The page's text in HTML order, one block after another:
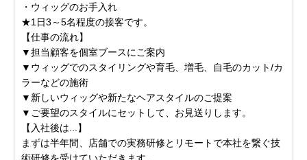
・ウィッグのお手入れ
★1日3～5名程度の接客です。
【仕事の流れ】
▼担当顧客を個室ブースにご案内
▼ウィッグでのスタイリングや育毛、増毛、自毛のカット/カ
ラーなどの施術
▼新しいウィッグや新たなヘアスタイルのご提案
▼ご要望のスタイルにセットして、お見送りします。
【入社後は...】
まずは半年間、店舗での実務研修とリモートで本社を繋ぐ技
術研修を受けていただきます。